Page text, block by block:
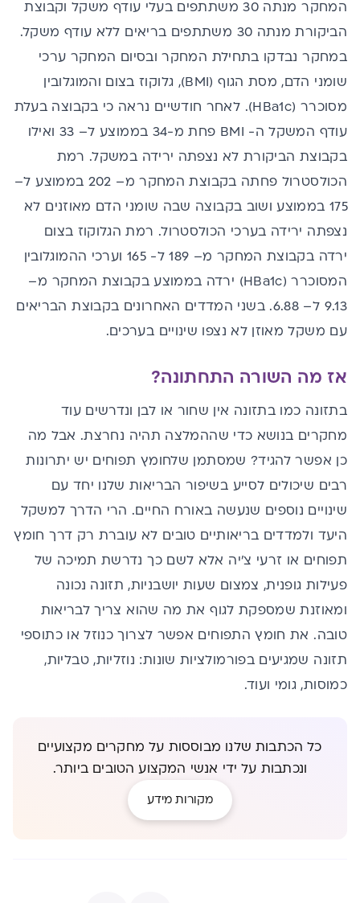
המחקר מנתה 30 משתתפים בעלי עודף משקל וקבוצת
הביקורת מנתה 30 משתתפים בריאים ללא עודף משקל.
במחקר נבדקו בתחילת המחקר ובסיום המחקר ערכי
שומני הדם, מסת הגוף (BMI), גלוקוז בצום והמוגלובין
מסוכרר (HBa1c). לאחר חודשיים נראה כי בקבוצה בעלת
עודף המשקל ה- BMI פחת מ-34 בממוצע ל– 33 ואילו
בקבוצת הביקורת לא נצפתה ירידה במשקל. רמת
הכולסטרול פחתה בקבוצת המחקר מ– 202 בממוצע ל–
175 בממוצע ושוב בקבוצה שבה שומני הדם מאוזנים לא
נצפתה ירידה בערכי הכולסטרול. רמת הגלוקוז בצום
ירדה בקבוצת המחקר מ– 189 ל- 165 וערכי ההמוגלובין
המסוכרר (HBa1c) ירדה בממוצע בקבוצת המחקר מ–
9.13 ל– 6.88. בשני המדדים האחרונים בקבוצת הבריאים
עם משקל מאוזן לא נצפו שינויים בערכים.
אז מה השורה התחתונה?
בתזונה כמו בתזונה אין שחור או לבן ונדרשים עוד
מחקרים בנושא כדי שההמלצה תהיה נחרצת. אבל מה
כן אפשר להגיד? שמסתמן שלחומץ תפוחים יש יתרונות
רבים שיכולים לסייע בשיפור הבריאות שלנו יחד עם
שינויים נוספים שנעשה באורח החיים. הרי הדרך למשקל
היעד ולמדדים בריאותיים טובים לא עוברת רק דרך חומץ
תפוחים או זרעי צ'יה אלא לשם כך נדרשת תמיכה של
פעילות גופנית, צמצום שעות יושבניות, תזונה נכונה
ומאוזנתשמספקת לגוף את מה שהוא צריך לבריאות
טובה. את חומץ התפוחים אפשר לצרוך ​כנוזל או כתוספי
תזונה שמגיעים בפורמולציות שונות: נוזליות, טבליות,
כמוסות, גומי ועוד.
כל הכתבות שלנו מבוססות על מחקרים מקצועיים
ונכתבות על ידי אנשי המקצוע הטובים ביותר.
מקורות מידע